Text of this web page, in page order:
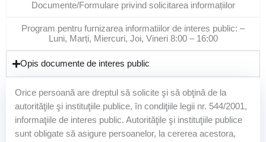
Documente/Formulare privind solicitarea informațiilor
Program pentru furnizarea informatiilor de interes public: –
Luni, Marți, Miercuri, Joi, Vineri 8:00 – 16:00
Opis documente de interes public
Orice persoană are dreptul să solicite şi să obţină de la
autorităţile şi instituţiile publice, în condiţiile legii nr. 544/2001,
informaţiile de interes public. Autorităţile şi instituţiile publice
sunt obligate să asigure persoanelor, la cererea acestora,